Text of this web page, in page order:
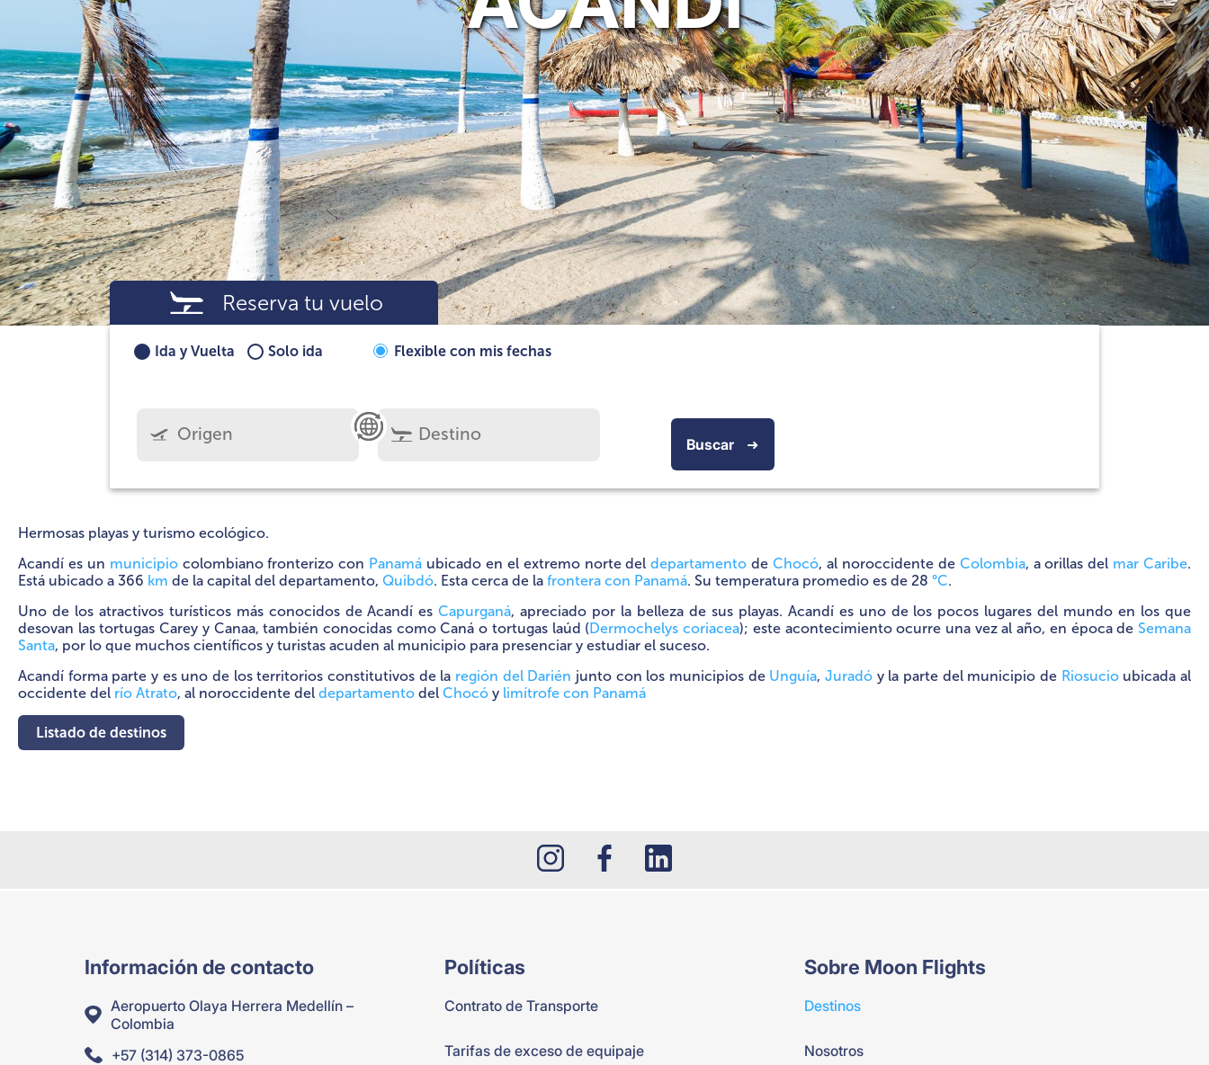
Reserva tu vuelo
Ida y Vuelta Solo ida Flexible con mis fechas
Buscar ➜
Hermosas playas y turismo ecológico.
Acandí es un municipiocolombiano fronterizo con Panamá ubicado en el extremo norte deldepartamento deChocó, al noroccidente de Colombia, a orillas del mar Caribe.
Está ubicado a 366 km de la capital del departamento, Quibdó. Esta cerca de la frontera con Panamá. Su temperatura promedio es de 28 °C.
Uno de los atractivos turísticos más conocidos de Acandí esCapurganá, apreciado por la belleza de sus playas. Acandí es uno de los pocos lugares del mundo en los que
desovan las tortugas Carey y Canaa, también conocidas como Caná o tortugas laúd (Dermochelys coriacea); este acontecimiento ocurre una vez al año, en época deSemana
Santa, por lo que muchos científicos y turistas acuden al municipio para presenciar y estudiar el suceso.
Acandí forma parte y es uno de los territorios constitutivos de la región del Darién junto con los municipios de Unguía,Juradó y la parte del municipio de Riosucioubicada al
occidente del río Atrato, al noroccidente del departamento del Chocó y limítrofe con Panamá
Listado de destinos
Información de contacto
Aeropuerto Olaya Herrera Medellín –
Colombia
+57 (314) 373-0865
Políticas
Contrato de Transporte
Tarifas de exceso de equipaje
Sobre Moon Flights
Destinos
Nosotros